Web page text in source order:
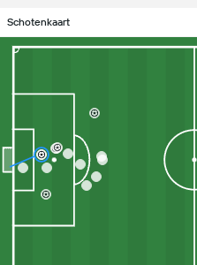
Schotenkaart